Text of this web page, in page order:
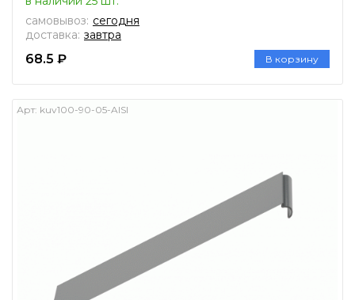
самовывоз: сегодня
доставка: завтра
68.5 ₽ В корзину
Арт: kuv100-90-05-AISI